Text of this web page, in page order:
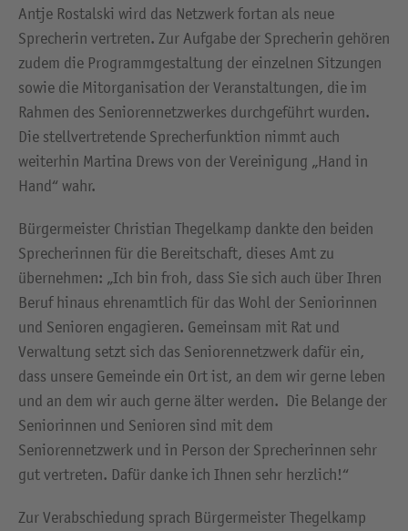
Antje Rostalski wird das Netzwerk fortan als neue
Sprecherin vertreten. Zur Aufgabe der Sprecherin gehören
zudem die Programmgestaltung der einzelnen Sitzungen
sowie die Mitorganisation der Veranstaltungen, die im
Rahmen des Seniorennetzwerkes durchgeführt wurden.
Die stellvertretende Sprecherfunktion nimmt auch
weiterhin Martina Drews von der Vereinigung „Hand in
Hand“ wahr.
Bürgermeister Christian Thegelkamp dankte den beiden
Sprecherinnen für die Bereitschaft, dieses Amt zu
übernehmen: „Ich bin froh, dass Sie sich auch über Ihren
Beruf hinaus ehrenamtlich für das Wohl der Seniorinnen
und Senioren engagieren. Gemeinsam mit Rat und
Verwaltung setzt sich das Seniorennetzwerk dafür ein,
dass unsere Gemeinde ein Ort ist, an dem wir gerne leben
und an dem wir auch gerne älter werden. Die Belange der
Seniorinnen und Senioren sind mit dem
Seniorennetzwerk und in Person der Sprecherinnen sehr
gut vertreten. Dafür danke ich Ihnen sehr herzlich!“
Zur Verabschiedung sprach Bürgermeister Thegelkamp